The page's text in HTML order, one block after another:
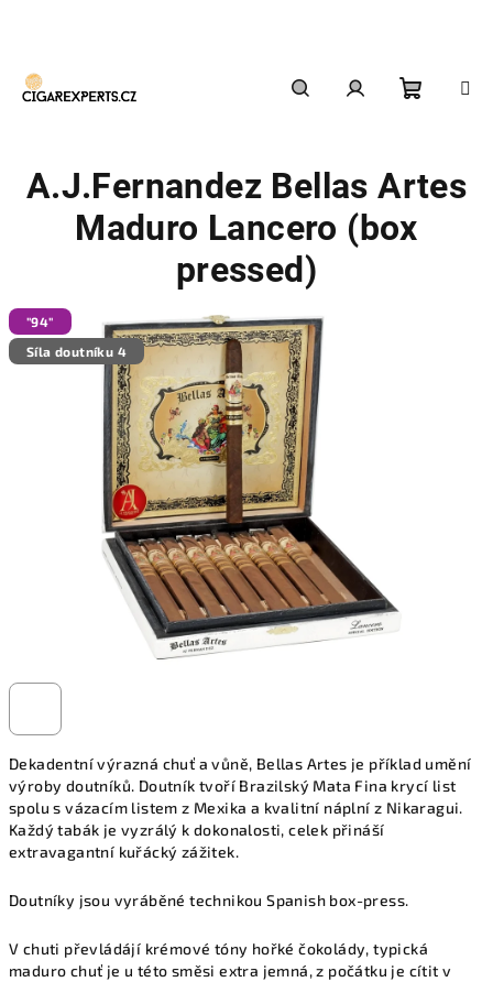
košík
Dekadentní výrazná chuť a vůně, Bellas Artes je příklad umění
výroby doutníků. Doutník tvoří Brazilský Mata Fina krycí list
spolu s vázacím listem z Mexika a kvalitní náplní z Nikaragui.
Každý tabák je vyzrálý k dokonalosti, celek přináší
extravagantní kuřácký zážitek.
Doutníky jsou vyráběné technikou Spanish box-press.
V chuti převládájí krémové tóny hořké čokolády, typická
maduro chuť je u této směsi extra jemná, z počátku je cítit v
A.J.Fernandez Bellas Artes
Maduro Lancero (box
pressed)
"94"
Síla doutníku 4